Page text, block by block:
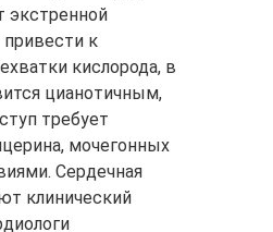
экстренной
к
кислорода, в
цианотичным,
требует
мочегонных
Сердечная
клинический